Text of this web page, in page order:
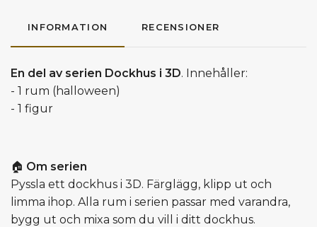
INFORMATION RECENSIONER
En del av serien Dockhus i 3D. Innehåller:
- 1 rum (halloween)
- 1 figur
🏠 Om serien
Pyssla ett dockhus i 3D. Färglägg, klipp ut och
limma ihop. Alla rum i serien passar med varandra,
bygg ut och mixa som du vill i ditt dockhus.